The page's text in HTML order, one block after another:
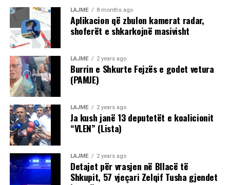
LAJME 8 months ago
Aplikacion që zbulon kamerat radar,
shoferët e shkarkojnë masivisht
LAJME 2 years ago
Burrin e Shkurte Fejzës e godet vetura
(PAMJE)
LAJME 2 years ago
Ja kush janë 13 deputetët e koalicionit
“VLEN” (Lista)
LAJME 2 years ago
Detajet për vrasjen në Bllacë të
Shkupit, 57 vjeçari Zelqif Tusha gjendet